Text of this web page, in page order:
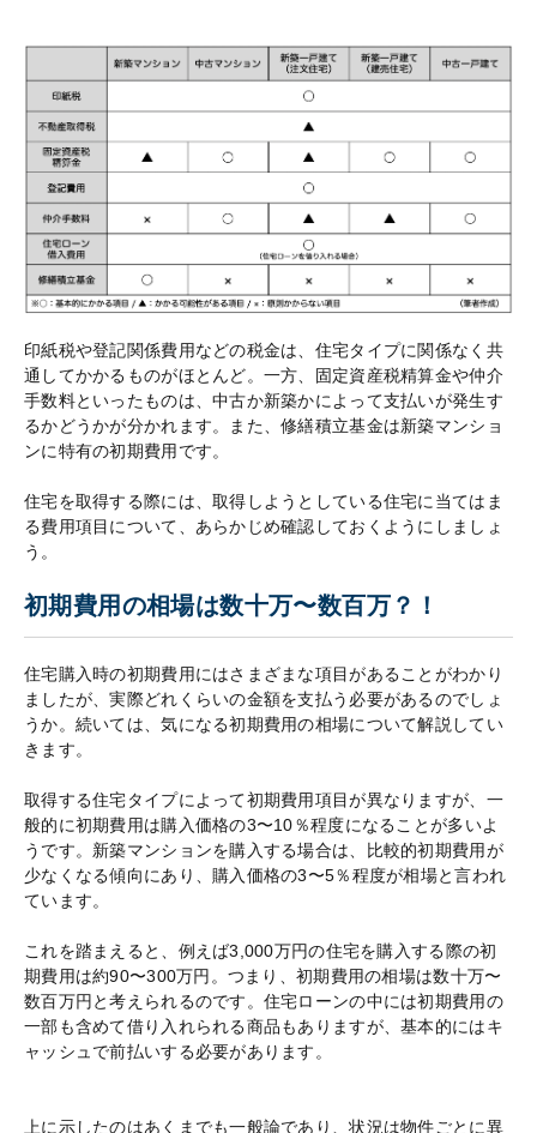
印紙税や登記関係費用などの税金は、住宅タイプに関係なく共
通してかかるものがほとんど。一方、固定資産税精算金や仲介
手数料といったものは、中古か新築かによって支払いが発生す
るかどうかが分かれます。また、修繕積立基金は新築マンショ
ンに特有の初期費用です。
住宅を取得する際には、取得しようとしている住宅に当てはま
る費用項目について、あらかじめ確認しておくようにしましょ
う。
初期費用の相場は数十万〜数百万？！
住宅購入時の初期費用にはさまざまな項目があることがわかり
ましたが、実際どれくらいの金額を支払う必要があるのでしょ
うか。続いては、気になる初期費用の相場について解説してい
きます。
取得する住宅タイプによって初期費用項目が異なりますが、一
般的に初期費用は購入価格の3〜10％程度になることが多いよ
うです。新築マンションを購入する場合は、比較的初期費用が
少なくなる傾向にあり、購入価格の3〜5％程度が相場と言われ
ています。
これを踏まえると、例えば3,000万円の住宅を購入する際の初
期費用は約90〜300万円。つまり、初期費用の相場は数十万〜
数百万円と考えられるのです。住宅ローンの中には初期費用の
一部も含めて借り入れられる商品もありますが、基本的にはキ
ャッシュで前払いする必要があります。
上に示したのはあくまでも一般論であり、状況は物件ごとに異